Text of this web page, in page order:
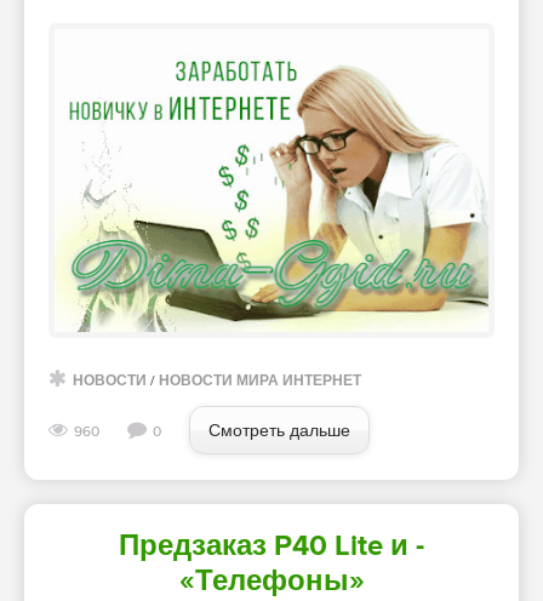
НОВОСТИ / НОВОСТИ МИРА ИНТЕРНЕТ
960 0 Смотреть дальше
Предзаказ P40 Lite и -
«Телефоны»